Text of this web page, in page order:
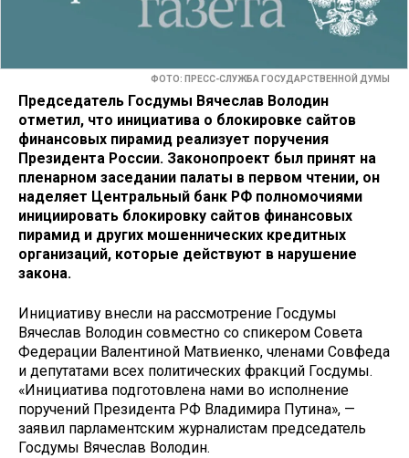
ФОТО: ПРЕСС-СЛУЖБА ГОСУДАРСТВЕННОЙ ДУМЫ
Председатель Госдумы Вячеслав Володин
отметил, что инициатива о блокировке сайтов
финансовых пирамид реализует поручения
Президента России. Законопроект был принят на
пленарном заседании палаты в первом чтении, он
наделяет Центральный банк РФ полномочиями
инициировать блокировку сайтов финансовых
пирамид и других мошеннических кредитных
организаций, которые действуют в нарушение
закона.
Инициативу внесли на рассмотрение Госдумы
Вячеслав Володин совместно со спикером Совета
Федерации Валентиной Матвиенко, членами Совфеда
и депутатами всех политических фракций Госдумы.
«Инициатива подготовлена нами во исполнение
поручений Президента РФ Владимира Путина», —
заявил парламентским журналистам председатель
Госдумы Вячеслав Володин.